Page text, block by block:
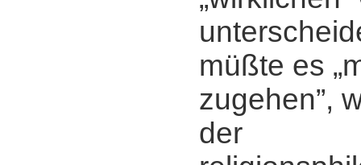
müßte es
zugehen”,
der